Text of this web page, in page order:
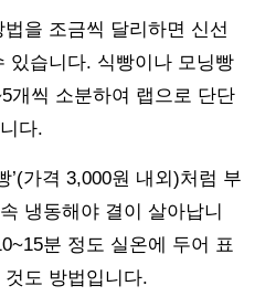
을 조금씩 달리하면 신선
있습니다. 식빵이나 모닝빵
개씩 소분하여 랩으로 단단
다.
’(가격 3,000원 내외)처럼 부
냉동해야 결이 살아납니
분 정도 실온에 두어 표
도 방법입니다.